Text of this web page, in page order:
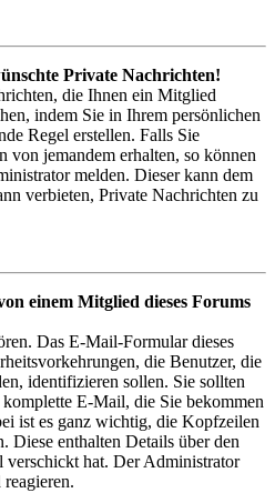
Private Nachrichten!
die Ihnen ein Mitglied
indem Sie in Ihrem persönlichen
Regel erstellen. Falls Sie
von jemandem erhalten, so können
melden. Dieser kann dem
verbieten, Private Nachrichten zu
einem Mitglied dieses Forums
Das E-Mail-Formular dieses
die Benutzer, die
identifizieren sollen. Sie sollten
E-Mail, die Sie bekommen
ist es ganz wichtig, die Kopfzeilen
Diese enthalten Details über den
verschickt hat. Der Administrator